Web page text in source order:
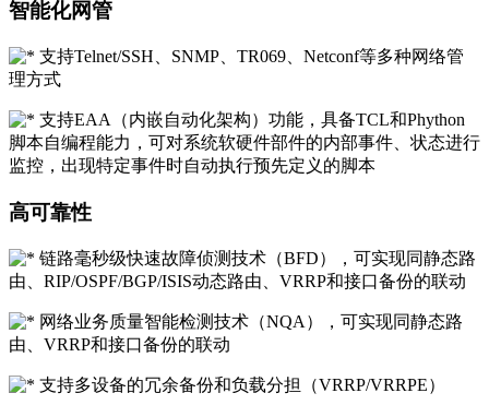
智能化网管
支持Telnet/SSH、SNMP、TR069、Netconf等多种网络管
理方式
支持EAA（内嵌自动化架构）功能，具备TCL和Phython
脚本自编程能力，可对系统软硬件部件的内部事件、状态进行
监控，出现特定事件时自动执行预先定义的脚本
高可靠性
链路毫秒级快速故障侦测技术（BFD），可实现同静态路
由、RIP/OSPF/BGP/ISIS动态路由、VRRP和接口备份的联动
网络业务质量智能检测技术（NQA），可实现同静态路
由、VRRP和接口备份的联动
支持多设备的冗余备份和负载分担（VRRP/VRRPE）